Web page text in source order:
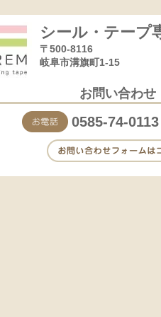
シール・テープ
〒500-8116
岐阜市溝旗町1-15
お問い合わせ
0585-74-0113